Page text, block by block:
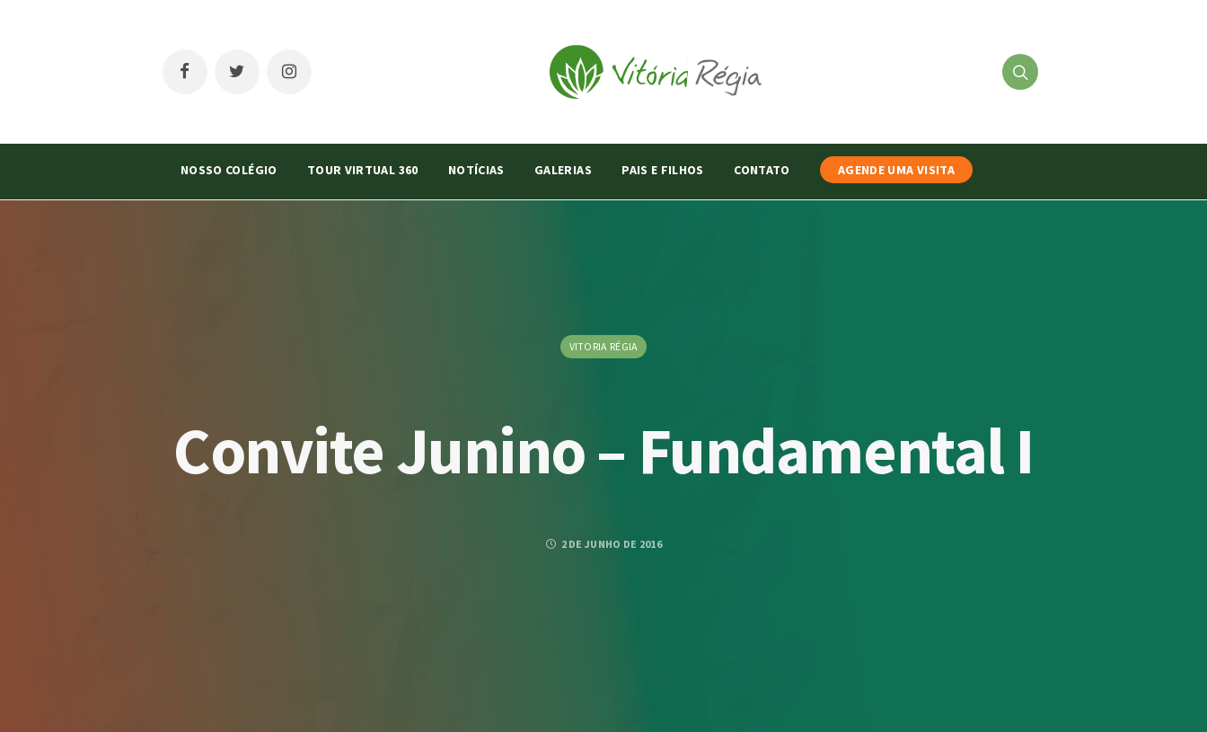
NOSSO COLÉGIO TOUR VIRTUAL 360 NOTÍCIAS GALERIAS PAIS E FILHOS CONTATO AGENDE UMA VISITA
VITORIA RÉGIA
Convite Junino – Fundamental I
2 DE JUNHO DE 2016